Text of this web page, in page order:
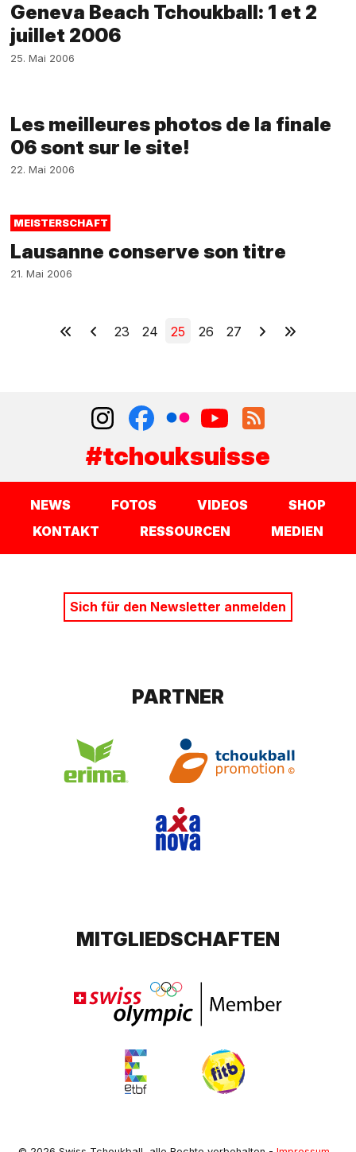
Geneva Beach Tchoukball: 1 et 2
juillet 2006
25. Mai 2006
Les meilleures photos de la finale
06 sont sur le site!
22. Mai 2006
MEISTERSCHAFT
Lausanne conserve son titre
21. Mai 2006
23 24 25 26 27
#tchouksuisse
NEWS FOTOS VIDEOS
SHOP
KONTAKT
RESSOURCEN MEDIEN
Sich für den Newsletter anmelden
PARTNER
MITGLIEDSCHAFTEN